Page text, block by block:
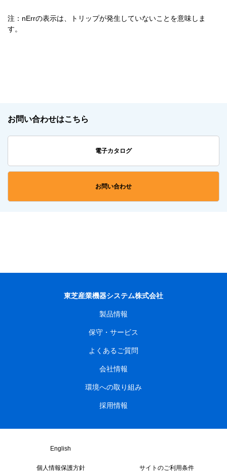
注：nErrの表示は、トリップが発生していないことを意味しま
す。
お問い合わせはこちら
電子カタログ
お問い合わせ
東芝産業機器システム株式会社
製品情報
保守・サービス
よくあるご質問
会社情報
環境への取り組み
採用情報
English
個人情報保護方針 サイトのご利用条件